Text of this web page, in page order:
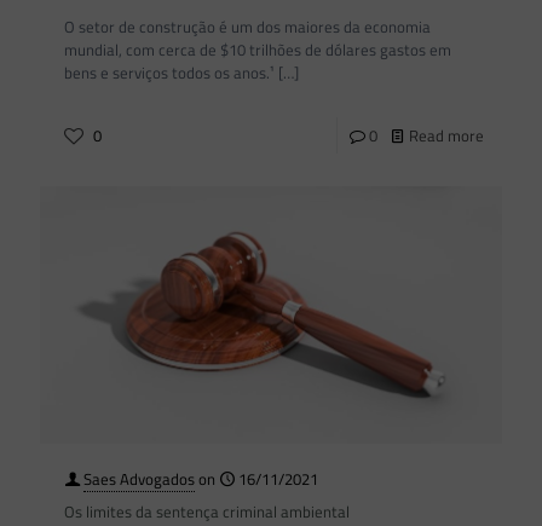
O setor de construção é um dos maiores da economia
mundial, com cerca de $10 trilhões de dólares gastos em
bens e serviços todos os anos.¹ […]
0 0 Read more
Saes Advogadoson
16/11/2021
Os limites da sentença criminal ambiental